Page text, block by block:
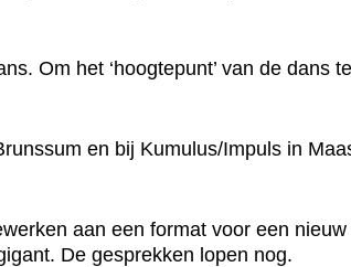
Om het ‘hoogtepunt’ van de dans
en bij Kumulus/Impuls in
aan een format voor een nieuw
De gesprekken lopen nog.